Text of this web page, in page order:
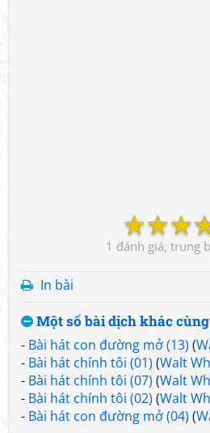
☆
☆
☆
1
In bài
Một số bài dịch khác
- Bài hát con đường mở (13) (
- Bài hát chính tôi (01) (Walt
- Bài hát chính tôi (07) (Walt
- Bài hát chính tôi (02) (Walt
- Bài hát con đường mở (04) (